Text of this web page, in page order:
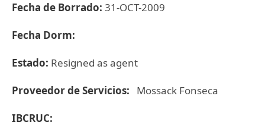
Fecha de Borrado: 31-OCT-2009
Fecha Dorm:
Estado: Resigned as agent
Proveedor de Servicios: Mossack Fonseca
IBCRUC: